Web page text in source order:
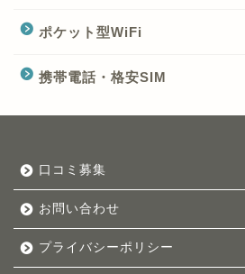
ポケット型WiFi
携帯電話・格安SIM
口コミ募集
お問い合わせ
プライバシーポリシー